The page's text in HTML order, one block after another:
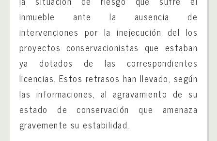
inmueble ante la ausencia de
intervenciones por la inejecución del los
proyectos conservacionistas que estaban
ya dotados de las correspondientes
licencias. Estos retrasos han llevado, según
las informaciones, al agravamiento de su
estado de conservación que amenaza
gravemente su estabilidad.